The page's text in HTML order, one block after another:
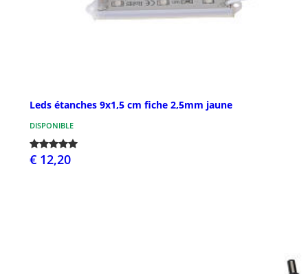
Leds étanches 9x1,5 cm fiche 2,5mm jaune
DISPONIBLE
€ 12,20